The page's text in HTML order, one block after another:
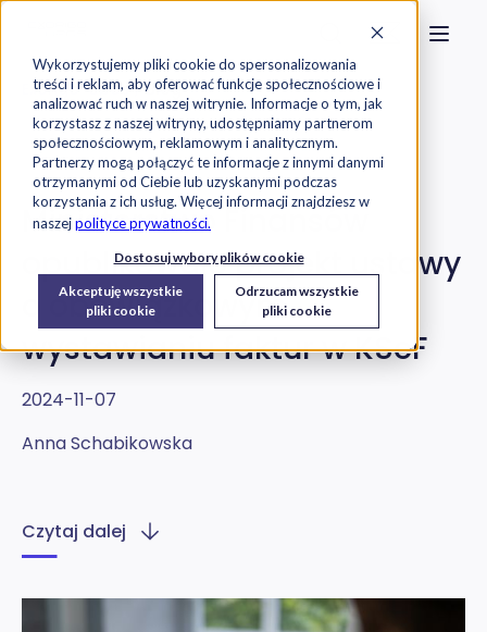
Wykorzystujemy pliki cookie do spersonalizowania
treści i reklam, aby oferować funkcje społecznościowe i
analizować ruch w naszej witrynie. Informacje o tym, jak
korzystasz z naszej witryny, udostępniamy partnerom
społecznościowym, reklamowym i analitycznym.
Partnerzy mogą połączyć te informacje z innymi danymi
otrzymanymi od Ciebie lub uzyskanymi podczas
korzystania z ich usług. Więcej informacji znajdziesz w
naszejpolityce prywatności.
Dostosuj wybory plików cookie
Akceptuję wszystkie
pliki cookie
Odrzucam wszystkie
pliki cookie
Szukaj na stronie
Skontaktuj
Exorigo-Upos Blog
KSeF
Ministerstwo Finansów
opublikowało projekt ustawy
o obowiązkowym
wystawianiu faktur w KSeF
2024-11-07
Anna Schabikowska
Czytaj dalej